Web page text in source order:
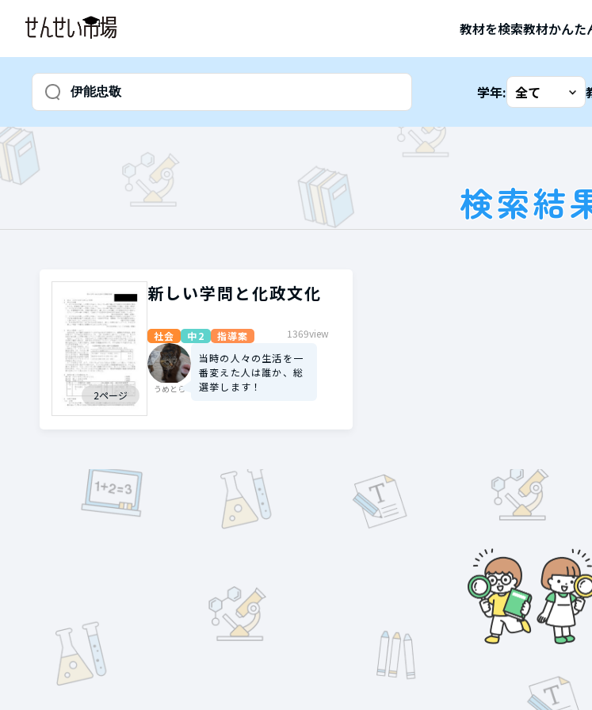
教材を検索教材かんた
学年:
検索結
2ページ
新しい学問と化政文化
社会 中2 指導案 1369view
うめとら
当時の人々の生活を一
番変えた人は誰か、総
選挙します！